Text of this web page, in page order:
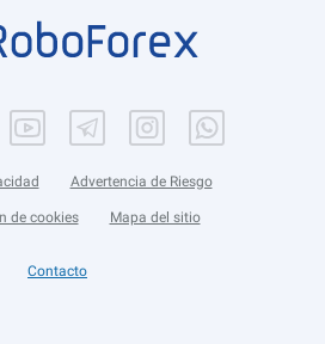
Advertencia de Riesgo
de cookies Mapa del sitio
Contacto